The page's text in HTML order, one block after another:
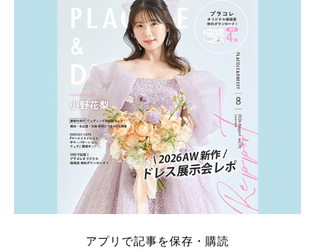
アプリで記事を保存・購読